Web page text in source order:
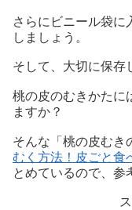
さらにビニール袋に
しましょう。
そして、大切に保存
桃の皮のむきかたに
ますか？
そんな「桃の皮むき
むく方法！皮ごと食
とめているので、参